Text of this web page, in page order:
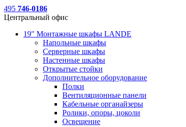
495 746-0186
Центральный офис
19" Монтажные шкафы LANDE
Напольные шкафы
Серверные шкафы
Настенные шкафы
Открытые стойки
Дополнительное оборудование
Полки
Вентиляционные панели
Кабельные органайзеры
Ролики, опоры, цоколи
Освещение